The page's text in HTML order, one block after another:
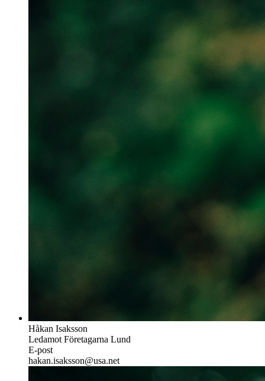
Håkan Isaksson
Ledamot Företagarna Lund
E-post
hakan.isaksson@usa.net